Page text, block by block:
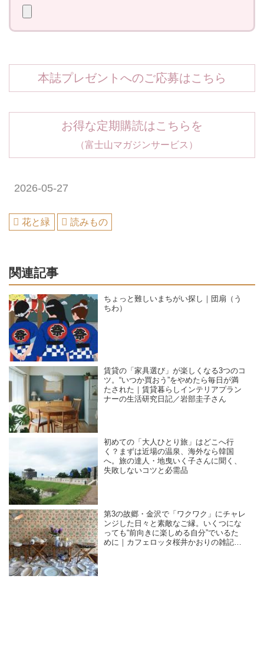
本誌プレゼントへのご応募はこちら
お得な定期購読はこちらを
（富士山マガジンサービス）
2026-05-27
花と緑 読みもの
関連記事
ちょっと難しいまちがい探し｜団扇（う
ちわ）
賃貸の「家具選び」が楽しくなる3つのコ
ツ。“いつか買おう”をやめたら毎日が満
たされた｜賃貸暮らしインテリアプラン
ナーの生活研究日記／岩部圭子さん
初めての「大人ひとり旅」はどこへ行
く？まずは近場の温泉、海外なら韓国
へ。旅の達人・地曳いく子さんに聞く、
失敗しないコツと必需品
第3の故郷・金沢で「ワクワク」にチャレ
ンジした日々と素敵なご縁。いくつにな
っても“前向きに楽しめる自分”でいるた
めに｜カフェロッタ桜井かおりの雑記